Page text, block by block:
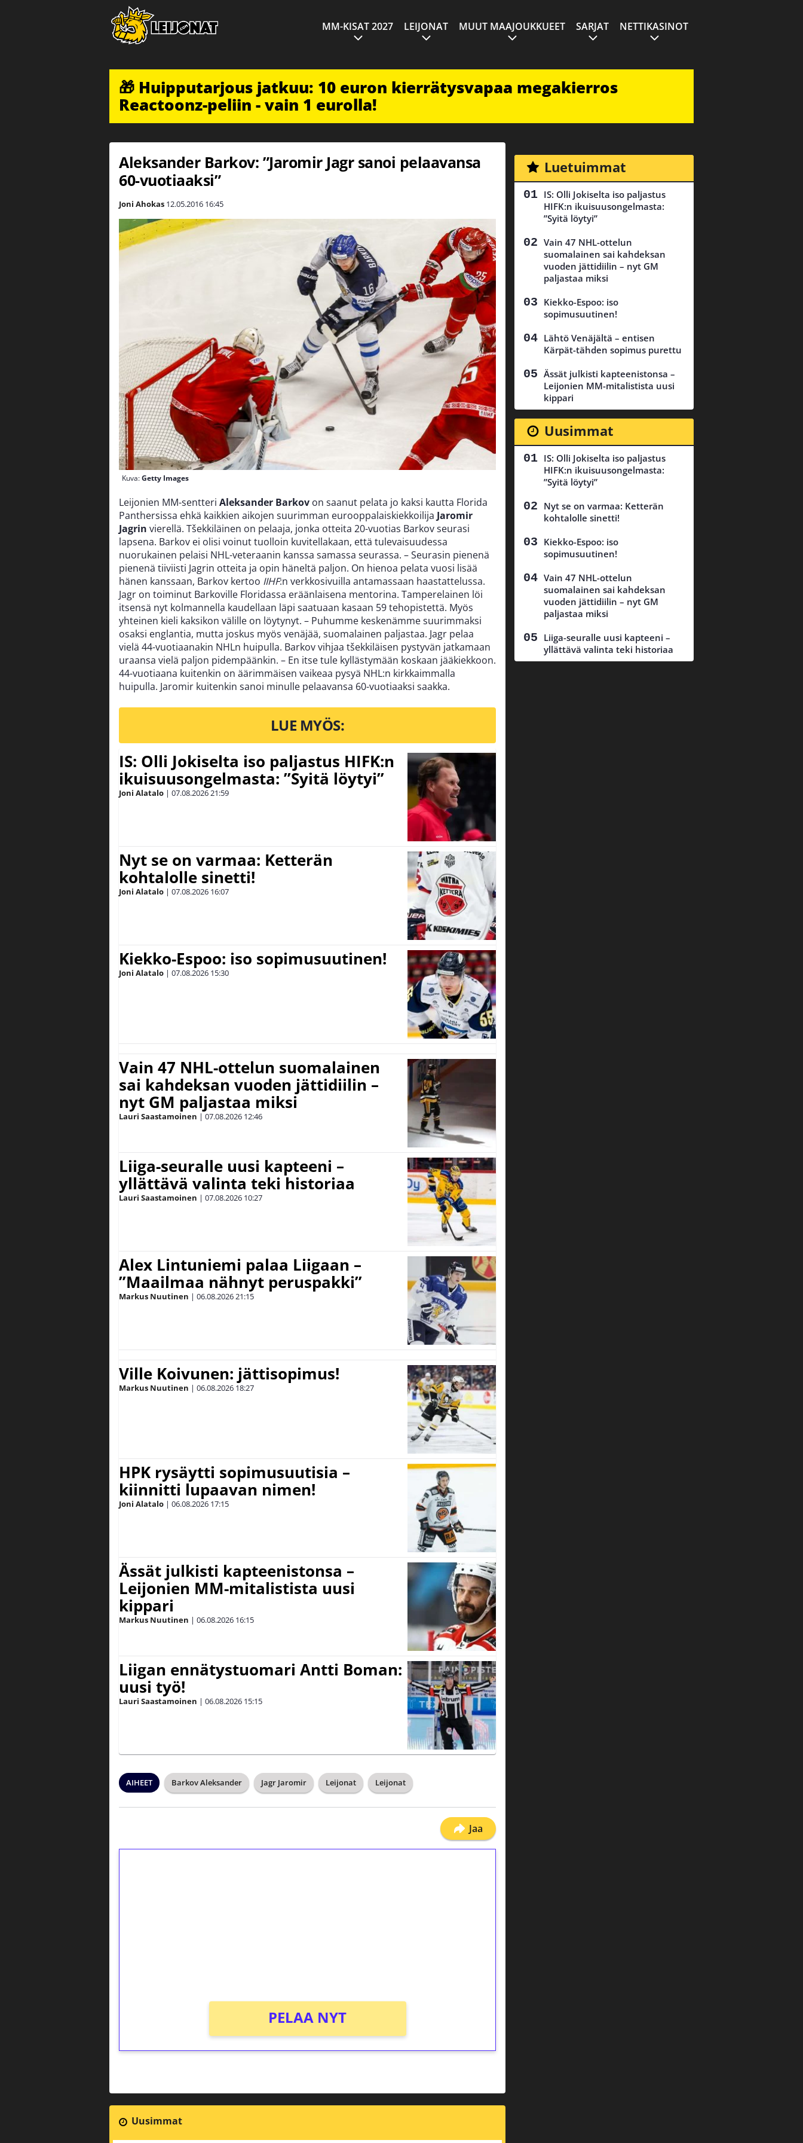
MM-KISAT 2027 LEIJONAT MUUT MAAJOUKKUEET SARJAT NETTIKASINOT
🎁 Huipputarjous jatkuu: 10 euron kierrätysvapaa megakierros
Reactoonz-peliin - vain 1 eurolla!
Aleksander Barkov: ”Jaromir Jagr sanoi pelaavansa
60-vuotiaaksi”
Joni Ahokas 12.05.2016 16:45
Kuva:Getty Images
Leijonien MM-sentteri Aleksander Barkov on saanut pelata jo kaksi kautta Florida
Panthersissa ehkä kaikkien aikojen suurimman eurooppalaiskiekkoilija Jaromir
Jagrin vierellä. Tšekkiläinen on pelaaja, jonka otteita 20-vuotias Barkov seurasi
lapsena. Barkov ei olisi voinut tuolloin kuvitellakaan, että tulevaisuudessa
nuorukainen pelaisi NHL-veteraanin kanssa samassa seurassa. – Seurasin pienenä
pienenä tiiviisti Jagrin otteita ja opin häneltä paljon. On hienoa pelata vuosi lisää
hänen kanssaan, Barkov kertoo IIHF:n verkkosivuilla antamassaan haastattelussa.
Jagr on toiminut Barkoville Floridassa eräänlaisena mentorina. Tamperelainen löi
itsensä nyt kolmannella kaudellaan läpi saatuaan kasaan 59 tehopistettä. Myös
yhteinen kieli kaksikon välille on löytynyt. – Puhumme keskenämme suurimmaksi
osaksi englantia, mutta joskus myös venäjää, suomalainen paljastaa. Jagr pelaa
vielä 44-vuotiaanakin NHLn huipulla. Barkov vihjaa tšekkiläisen pystyvän jatkamaan
uraansa vielä paljon pidempäänkin. – En itse tule kyllästymään koskaan jääkiekkoon.
44-vuotiaana kuitenkin on äärimmäisen vaikeaa pysyä NHL:n kirkkaimmalla
huipulla. Jaromir kuitenkin sanoi minulle pelaavansa 60-vuotiaaksi saakka.
LUE MYÖS:
IS: Olli Jokiselta iso paljastus HIFK:n
ikuisuusongelmasta: ”Syitä löytyi”
Joni Alatalo | 07.08.202621:59
Nyt se on varmaa: Ketterän
kohtalolle sinetti!
Joni Alatalo | 07.08.2026 16:07
Kiekko-Espoo: iso sopimusuutinen!
Joni Alatalo | 07.08.2026 15:30
Vain 47 NHL-ottelun suomalainen
sai kahdeksan vuoden jättidiilin –
nyt GM paljastaa miksi
Lauri Saastamoinen | 07.08.2026 12:46
Liiga-seuralle uusi kapteeni –
yllättävä valinta teki historiaa
Lauri Saastamoinen | 07.08.2026 10:27
Alex Lintuniemi palaa Liigaan –
”Maailmaa nähnyt peruspakki”
Markus Nuutinen | 06.08.202621:15
Ville Koivunen: jättisopimus!
Markus Nuutinen | 06.08.2026 18:27
HPK rysäytti sopimusuutisia –
kiinnitti lupaavan nimen!
Joni Alatalo | 06.08.2026 17:15
Ässät julkisti kapteenistonsa –
Leijonien MM-mitalistista uusi
kippari
Markus Nuutinen | 06.08.2026 16:15
Liigan ennätystuomari Antti Boman:
uusi työ!
Lauri Saastamoinen | 06.08.2026 15:15
AIHEET Barkov Aleksander Jagr Jaromir Leijonat Leijonat
Jaa
PELAA NYT
Uusimmat
Luetuimmat
IS: Olli Jokiselta iso paljastus
HIFK:n ikuisuusongelmasta:
”Syitä löytyi”
Vain 47 NHL-ottelun
suomalainen sai kahdeksan
vuoden jättidiilin – nyt GM
paljastaa miksi
Kiekko-Espoo: iso
sopimusuutinen!
Lähtö Venäjältä – entisen
Kärpät-tähden sopimus purettu
Ässät julkisti kapteenistonsa –
Leijonien MM-mitalistista uusi
kippari
Uusimmat
IS: Olli Jokiselta iso paljastus
HIFK:n ikuisuusongelmasta:
”Syitä löytyi”
Nyt se on varmaa: Ketterän
kohtalolle sinetti!
Kiekko-Espoo: iso
sopimusuutinen!
Vain 47 NHL-ottelun
suomalainen sai kahdeksan
vuoden jättidiilin – nyt GM
paljastaa miksi
Liiga-seuralle uusi kapteeni –
yllättävä valinta teki historiaa